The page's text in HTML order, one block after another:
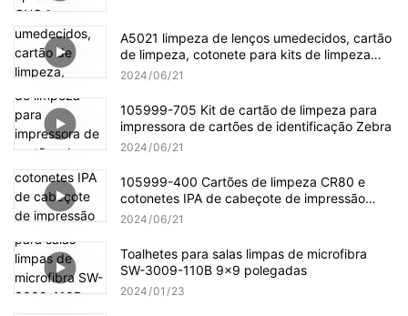
A5021 limpeza de lenços umedecidos, cartão
de limpeza, cotonete para kits de limpeza
Evolis
2024 06 21
105999-705 Kit de cartão de limpeza para
impressora de cartões de identificação Zebra
2024 06 21
105999-400 Cartões de limpeza CR80 e
cotonetes IPA de cabeçote de impressão
para impressoras de cartões Zebra P100i
2024 06 21
Toalhetes para salas limpas de microfibra
SW-3009-110B 9x9 polegadas
2024 01 23